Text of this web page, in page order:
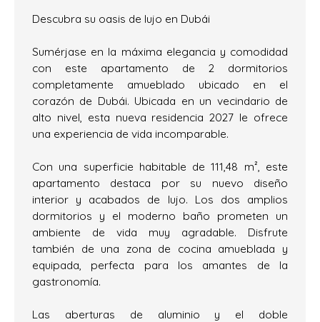
Descubra su oasis de lujo en Dubái
Sumérjase en la máxima elegancia y comodidad
con este apartamento de 2 dormitorios
completamente amueblado ubicado en el
corazón de Dubái. Ubicada en un vecindario de
alto nivel, esta nueva residencia 2027 le ofrece
una experiencia de vida incomparable.
Con una superficie habitable de 111,48 m², este
apartamento destaca por su nuevo diseño
interior y acabados de lujo. Los dos amplios
dormitorios y el moderno baño prometen un
ambiente de vida muy agradable. Disfrute
también de una zona de cocina amueblada y
equipada, perfecta para los amantes de la
gastronomía.
Las aberturas de aluminio y el doble